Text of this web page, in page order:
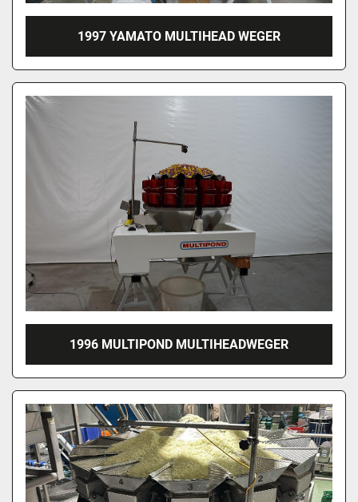
1997 YAMATO MULTIHEAD WEGER
1996 MULTIPOND MULTIHEADWEGER